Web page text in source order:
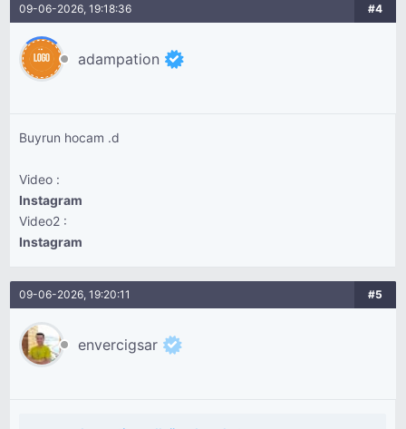
09-06-2026, 19:18:36 #4
adampation
Buyrun hocam .d
Video :
Instagram
Video2 :
Instagram
09-06-2026, 19:20:11 #5
envercigsar